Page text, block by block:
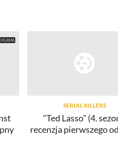
SERIAL KILLERS
"Ted Lasso" (4.
recenzja pierwszego